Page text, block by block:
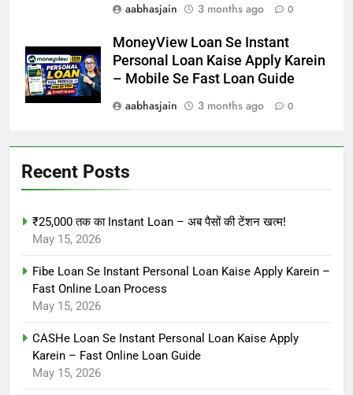
aabhasjain
3 months ago 0
MoneyView Loan Se Instant
Personal Loan Kaise Apply Karein
– Mobile Se Fast Loan Guide
aabhasjain
3 months ago 0
Recent Posts
₹25,000 तक का Instant Loan – अब पैसों की टेंशन खत्म!
May 15, 2026
Fibe Loan Se Instant Personal Loan Kaise Apply Karein –
Fast Online Loan Process
May 15, 2026
CASHe Loan Se Instant Personal Loan Kaise Apply
Karein – Fast Online Loan Guide
May 15, 2026